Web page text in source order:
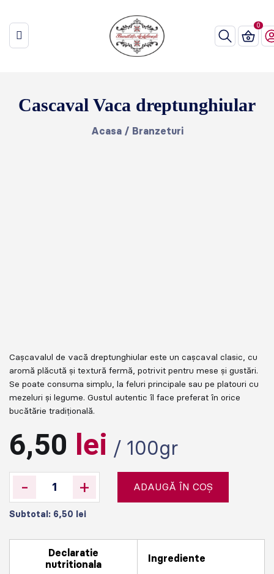
Cascaval Vaca dreptunghiular
Acasa/ Branzeturi
Cașcavalul de vacă dreptunghiular este un cașcaval clasic, cu
aromă plăcută și textură fermă, potrivit pentru mese și gustări.
Se poate consuma simplu, la feluri principale sau pe platouri cu
mezeluri și legume. Gustul autentic îl face preferat în orice
bucătărie tradițională.
6,50 lei / 100gr
- + ADAUGĂ ÎN COȘ
Subtotal: 6,50 lei
Declaratie
nutritionala
Ingrediente